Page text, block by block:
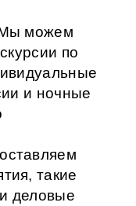
можем
по
и ночные
такие
деловые